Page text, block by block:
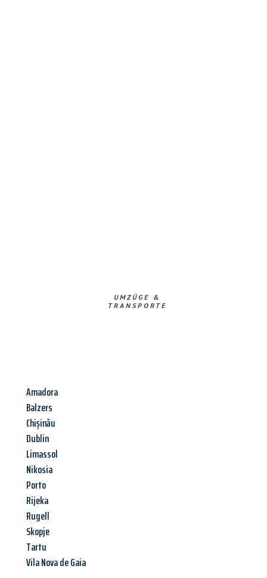
UMZÜGE &
TRANSPORTE
Amadora
Balzers
Chișinău
Dublin
Limassol
Nikosia
Porto
Rijeka
Rugell
Skopje
Tartu
Vila Nova de Gaia